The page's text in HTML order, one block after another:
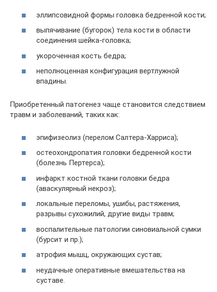
эллипсовидной формы головка бедренной кости;
выпячивание (бугорок) тела кости в области
соединения шейка-головка;
укороченная кость бедра;
неполноценная конфигурация вертлужной
впадины.
Приобретенный патогенез чаще становится следствием
травм и заболеваний, таких как:
эпифизеолиз (перелом Салтера-Харриса);
остеохондропатия головки бедренной кости
(болезнь Пертерса);
инфаркт костной ткани головки бедра
(аваскулярный некроз);
локальные переломы, ушибы, растяжения,
разрывы сухожилий, другие виды травм;
воспалительные патологии синовиальной сумки
(бурсит и пр.);
атрофия мышц, окружающих сустав;
неудачные оперативные вмешательства на
суставе.